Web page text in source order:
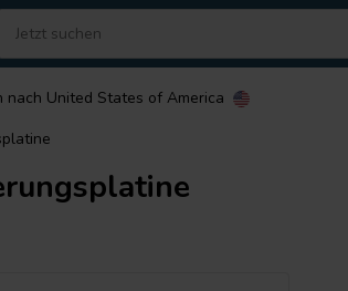
nach United States of America